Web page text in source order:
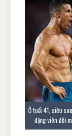
Ở tuổi 41, siêu
động viên đôi